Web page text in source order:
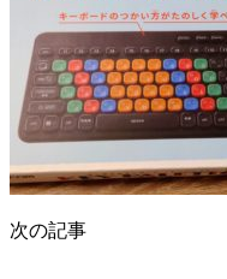
次の記事